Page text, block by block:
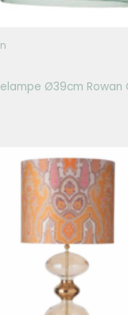
Ø39cm